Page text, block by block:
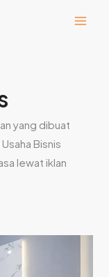
yang dibuat
Bisnis
lewat iklan